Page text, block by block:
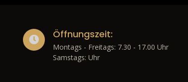
Öffnungszeit:
Montags - Freitags: 7.30 - 17.00 Uhr
Samstags: Uhr